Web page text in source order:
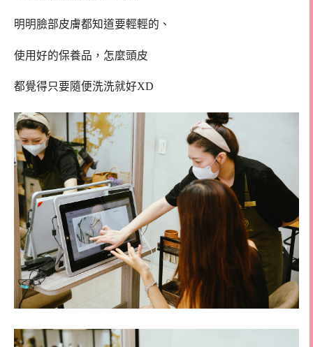
明明臉部皮膚都知道要輕輕的、
使用好的保養品，怎麼頭皮
都覺得只要隨便洗洗就好XD